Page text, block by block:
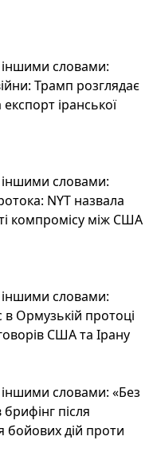
словами:
Трамп розглядає
іранської
словами:
NYT назвала
компромісу між США
словами:
Ормузькій протоці
США та Ірану
словами: «Без
після
бойових дій проти